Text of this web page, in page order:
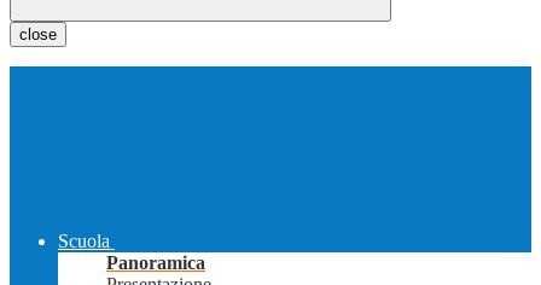
close
Scuola
Panoramica